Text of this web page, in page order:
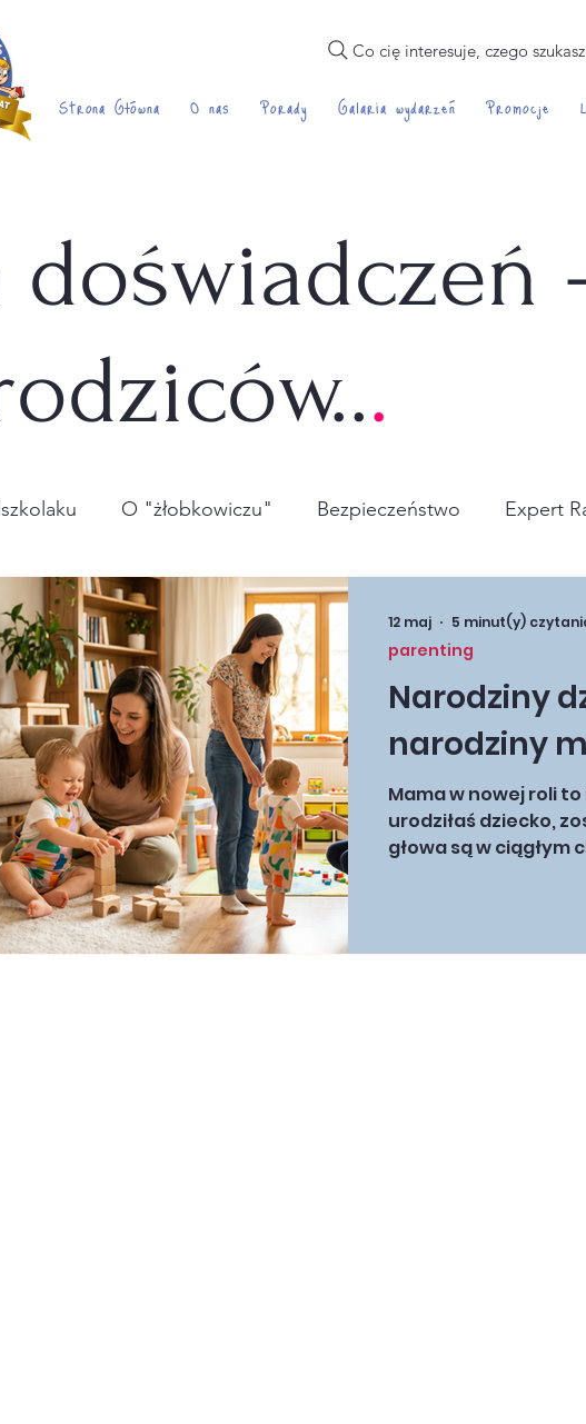
Co cię interesuje, czego
Strona Główna O nas Porady Galaria wydarzeń Promocje
doświadczeń
.
O "żłobkowiczu" Bezpieczeństwo Expert
poród+ żywienie
Narodziny
narodziny
Mama w nowej roli to
urodziłaś dziecko,
głowa są w ciągłym
tylko na
parenting
12 maj 5 minut(y)